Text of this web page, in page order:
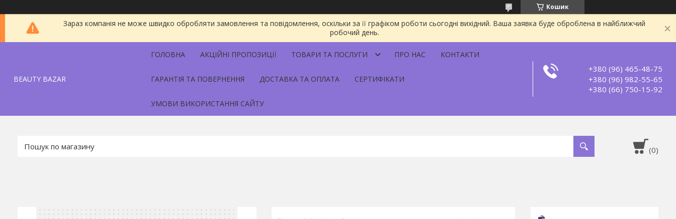
Кошик
Зараз компанія не може швидко обробляти замовлення та повідомлення, оскільки за її графіком роботи сьогодні вихідний. Ваша заявка буде оброблена в найближчий
робочий день.
BEAUTY BAZAR
ГОЛОВНА АКЦІЙНІ ПРОПОЗИЦІЇ ТОВАРИ ТА ПОСЛУГИ ПРО НАС КОНТАКТИ
ГАРАНТІЯ ТА ПОВЕРНЕННЯ ДОСТАВКА ТА ОПЛАТА СЕРТИФІКАТИ
УМОВИ ВИКОРИСТАННЯ САЙТУ
+380 (96) 465-48-75
+380 (96) 982-55-65
+380 (66) 750-15-92